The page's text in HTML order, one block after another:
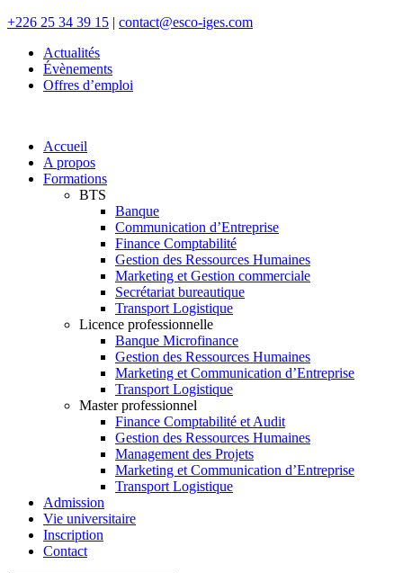
+226 25 34 39 15 | contact@esco-iges.com
Actualités
Évènements
Offres d’emploi
Accueil
A propos
Formations
BTS
Banque
Communication d’Entreprise
Finance Comptabilité
Gestion des Ressources Humaines
Marketing et Gestion commerciale
Secrétariat bureautique
Transport Logistique
Licence professionnelle
Banque Microfinance
Gestion des Ressources Humaines
Marketing et Communication d’Entreprise
Transport Logistique
Master professionnel
Finance Comptabilité et Audit
Gestion des Ressources Humaines
Management des Projets
Marketing et Communication d’Entreprise
Transport Logistique
Admission
Vie universitaire
Inscription
Contact